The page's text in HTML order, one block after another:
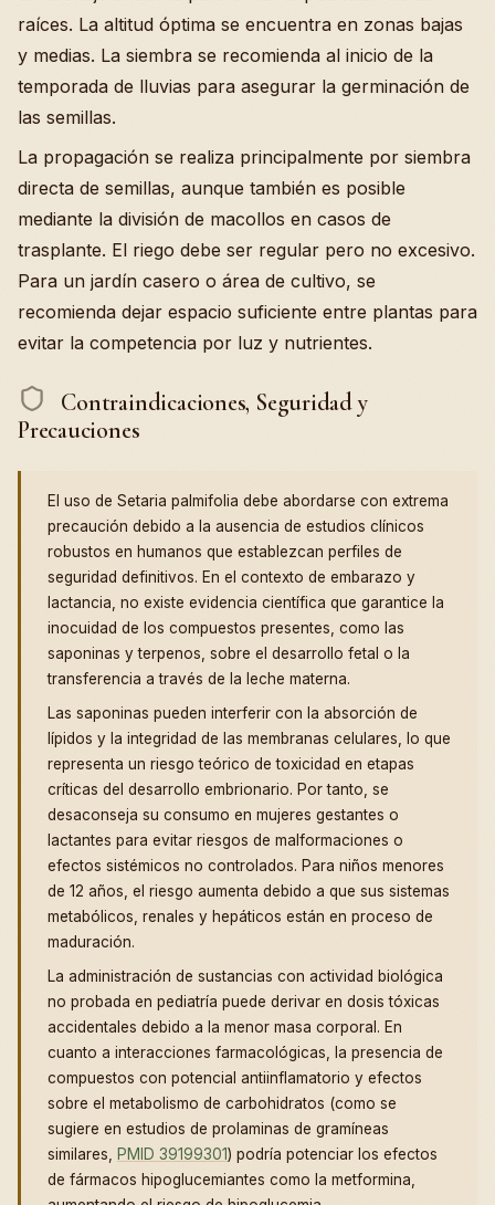
raíces. La altitud óptima se encuentra en zonas bajas
y medias. La siembra se recomienda al inicio de la
temporada de lluvias para asegurar la germinación de
las semillas.
La propagación se realiza principalmente por siembra
directa de semillas, aunque también es posible
mediante la división de macollos en casos de
trasplante. El riego debe ser regular pero no excesivo.
Para un jardín casero o área de cultivo, se
recomienda dejar espacio suficiente entre plantas para
evitar la competencia por luz y nutrientes.
Contraindicaciones, Seguridad y
Precauciones
El uso de Setaria palmifolia debe abordarse con extrema
precaución debido a la ausencia de estudios clínicos
robustos en humanos que establezcan perfiles de
seguridad definitivos. En el contexto de embarazo y
lactancia, no existe evidencia científica que garantice la
inocuidad de los compuestos presentes, como las
saponinas y terpenos, sobre el desarrollo fetal o la
transferencia a través de la leche materna.
Las saponinas pueden interferir con la absorción de
lípidos y la integridad de las membranas celulares, lo que
representa un riesgo teórico de toxicidad en etapas
críticas del desarrollo embrionario. Por tanto, se
desaconseja su consumo en mujeres gestantes o
lactantes para evitar riesgos de malformaciones o
efectos sistémicos no controlados. Para niños menores
de 12 años, el riesgo aumenta debido a que sus sistemas
metabólicos, renales y hepáticos están en proceso de
maduración.
La administración de sustancias con actividad biológica
no probada en pediatría puede derivar en dosis tóxicas
accidentales debido a la menor masa corporal. En
cuanto a interacciones farmacológicas, la presencia de
compuestos con potencial antiinflamatorio y efectos
sobre el metabolismo de carbohidratos (como se
sugiere en estudios de prolaminas de gramíneas
similares, PMID 39199301) podría potenciar los efectos
de fármacos hipoglucemiantes como la metformina,